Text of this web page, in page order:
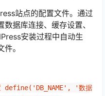
站点的配置文件。通过
据库连接、缓存设置、
安装过程中自动生
。
define('DB_NAME', '数据